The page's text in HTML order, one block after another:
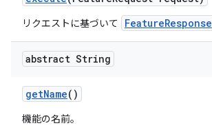
リクエストに基づいて FeatureResponse
abstract String
getName()
機能の名前。